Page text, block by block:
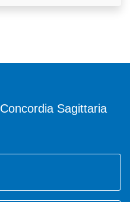
Concordia Sagittaria